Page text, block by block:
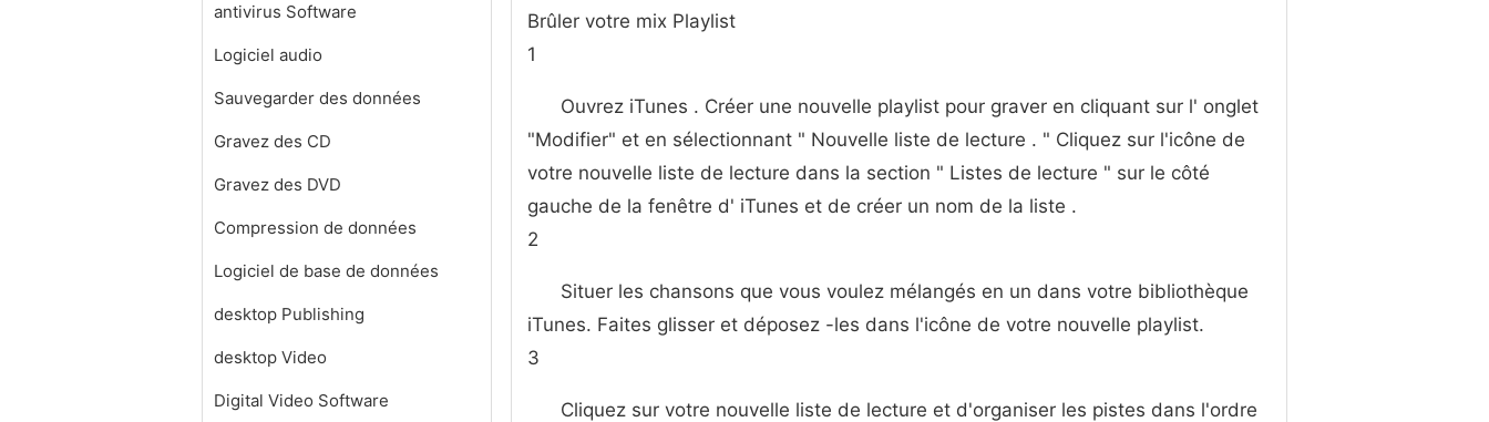
antivirus Software
Logiciel audio
Sauvegarder des données
Gravez des CD
Gravez des DVD
Compression de données
Logiciel de base de données
desktop Publishing
desktop Video
Digital Video Software
Brûler votre mix Playlist
1
Ouvrez iTunes . Créer une nouvelle playlist pour graver en cliquant sur l' onglet
"Modifier" et en sélectionnant " Nouvelle liste de lecture . " Cliquez sur l'icône de
votre nouvelle liste de lecture dans la section " Listes de lecture " sur le côté
gauche de la fenêtre d' iTunes et de créer un nom de la liste .
2
Situer les chansons que vous voulez mélangés en un dans votre bibliothèque
iTunes. Faites glisser et déposez -les dans l'icône de votre nouvelle playlist.
3
Cliquez sur votre nouvelle liste de lecture et d'organiser les pistes dans l'ordre